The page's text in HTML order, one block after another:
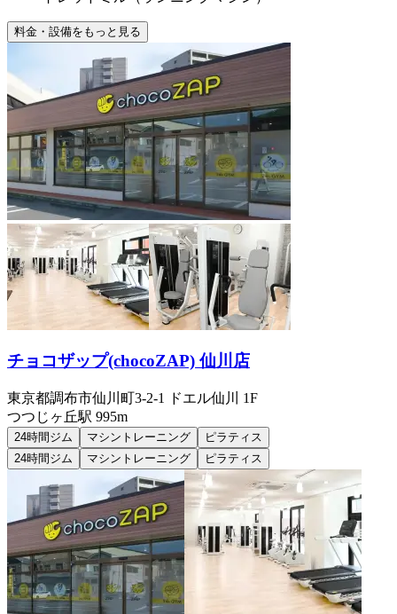
料金・設備をもっと見る
チョコザップ(chocoZAP) 仙川店
東京都調布市仙川町3-2-1 ドエル仙川 1F
つつじヶ丘駅 995m
24時間ジム マシントレーニング
ピラティス
24時間ジム
マシントレーニング ピラティス